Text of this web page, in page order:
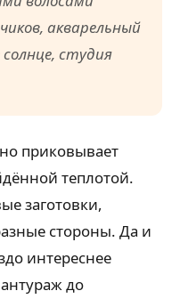
акварельный
студия
приковывает
теплотой.
заготовки,
стороны. Да и
интереснее
до